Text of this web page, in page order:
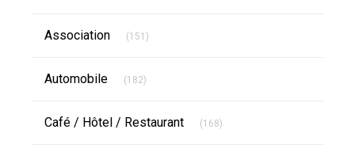
Association (151)
Automobile (182)
Café / Hôtel / Restaurant (168)